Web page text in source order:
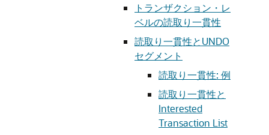
トランザクション・レ
ベルの読取り一貫性
読取り一貫性とUNDO
セグメント
読取り一貫性: 例
読取り一貫性と
Interested
Transaction List